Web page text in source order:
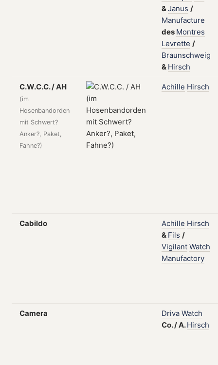
&Janus /
Manufacture
des Montres
Levrette /
Braunschweig
& Hirsch
C.W.C.C. / AH
(im
Hosenbandorden
mit Schwert?
Anker?, Paket,
Fahne?)
Achille Hirsch
Cabildo Achille Hirsch
& Fils /
Vigilant Watch
Manufactory
Camera Driva Watch
Co./A.Hirsch